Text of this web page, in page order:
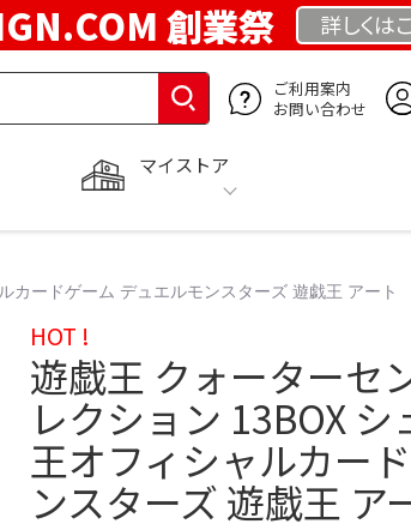
創業祭 詳しくは
ご利用案内
お問い合わせ
マイストア
ードゲーム デュエルモンスターズ 遊戯王 アート
HOT !
遊戯王 クォーターセ
レクション 13BOX
王オフィシャルカー
ンスターズ 遊戯王 ア